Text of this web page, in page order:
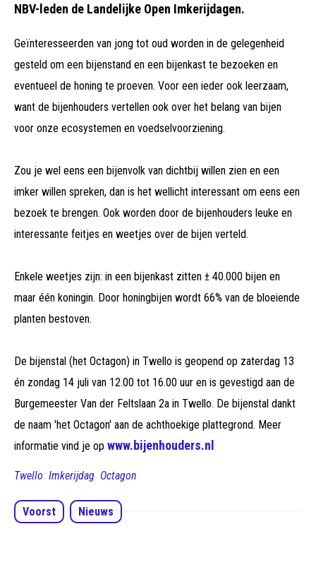
NBV-leden de Landelijke Open Imkerijdagen.
Geïnteresseerden van jong tot oud worden in de gelegenheid
gesteld om een bijenstand en een bijenkast te bezoeken en
eventueel de honing te proeven. Voor een ieder ook leerzaam,
want de bijenhouders vertellen ook over het belang van bijen
voor onze ecosystemen en voedselvoorziening.
Zou je wel eens een bijenvolk van dichtbij willen zien en een
imker willen spreken, dan is het wellicht interessant om eens een
bezoek te brengen. Ook worden door de bijenhouders leuke en
interessante feitjes en weetjes over de bijen verteld.
Enkele weetjes zijn: in een bijenkast zitten ± 40.000 bijen en
maar één koningin. Door honingbijen wordt 66% van de bloeiende
planten bestoven.
De bijenstal (het Octagon) in Twello is geopend op zaterdag 13
én zondag 14 juli van 12.00 tot 16.00 uur en is gevestigd aan de
Burgemeester Van der Feltslaan 2a in Twello. De bijenstal dankt
de naam 'het Octagon' aan de achthoekige plattegrond. Meer
informatie vind je op www.bijenhouders.nl
Twello Imkerijdag Octagon
Voorst Nieuws